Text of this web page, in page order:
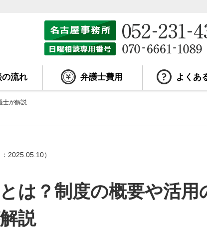
の流れ 弁護士費用 よくあ
士が解説
2025.05.10）
は？制度の概要や活用
説